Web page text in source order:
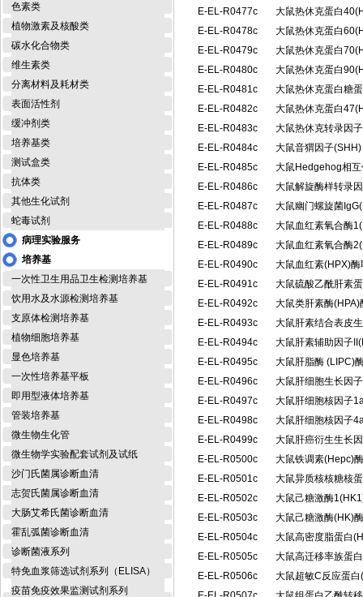
色素类
植物激素及核酸类
碳水化合物类
维生素类
分离材料及耗材类
表面活性剂
缓冲剂类
培养基类
测试盒类
抗体类
其他生化试剂
蛇毒试剂
病理实验服务
培养基
一次性卫生用品卫生检测培养基
饮用水及水源检测培养基
支原体检测培养基
植物细胞培养基
显色培养基
一次性培养基平板
即用型液体培养基
管装培养基
微生物生化管
微生物学实验配套试剂及试纸
沙门氏菌属诊断血清
志贺氏菌属诊断血清
大肠艾希氏菌诊断血清
霍乱弧菌诊断血清
诊断菌液系列
特免血浆筛选试剂系列（ELISA）
疫苗免疫效果监测试剂系列
E-EL-R0477c
大鼠热休克蛋白
E-EL-R0478c
大鼠热休克蛋白
E-EL-R0479c
大鼠热休克蛋白
E-EL-R0480c
大鼠热休克蛋白
E-EL-R0481c
大鼠热休克蛋白糖
E-EL-R0482c
大鼠热休克蛋白
E-EL-R0483c
大鼠热休克转录因
E-EL-R0484c
大鼠音猬因子
E-EL-R0485c
大鼠Hedgehog相
E-EL-R0486c
大鼠解旋酶样转录
E-EL-R0487c
大鼠幽门螺旋菌
E-EL-R0488c
大鼠血红素氧合酶
E-EL-R0489c
大鼠血红素氧合酶
E-EL-R0490c
大鼠血红素(HPX)
E-EL-R0491c
大鼠硫酸乙酰肝素
E-EL-R0492c
大鼠类肝素酶
E-EL-R0493c
大鼠肝素结合表皮
E-EL-R0494c
大鼠肝素辅助因子
E-EL-R0495c
大鼠肝脂酶 (LIPC)
E-EL-R0496c
大鼠肝细胞生长因
E-EL-R0497c
大鼠肝细胞核因子
E-EL-R0498c
大鼠肝细胞核因子
E-EL-R0499c
大鼠肝癌衍生生长
E-EL-R0500c
大鼠铁调素(Hepc)
E-EL-R0501c
大鼠异质核核糖核
E-EL-R0502c
大鼠己糖激酶
E-EL-R0503c
大鼠己糖激酶(HK)
E-EL-R0504c
大鼠高密度脂蛋白
E-EL-R0505c
大鼠高迁移率族蛋
E-EL-R0506c
大鼠超敏C反应蛋